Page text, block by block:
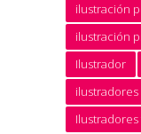
ilustración
ilustración
Ilustrador
ilustradores